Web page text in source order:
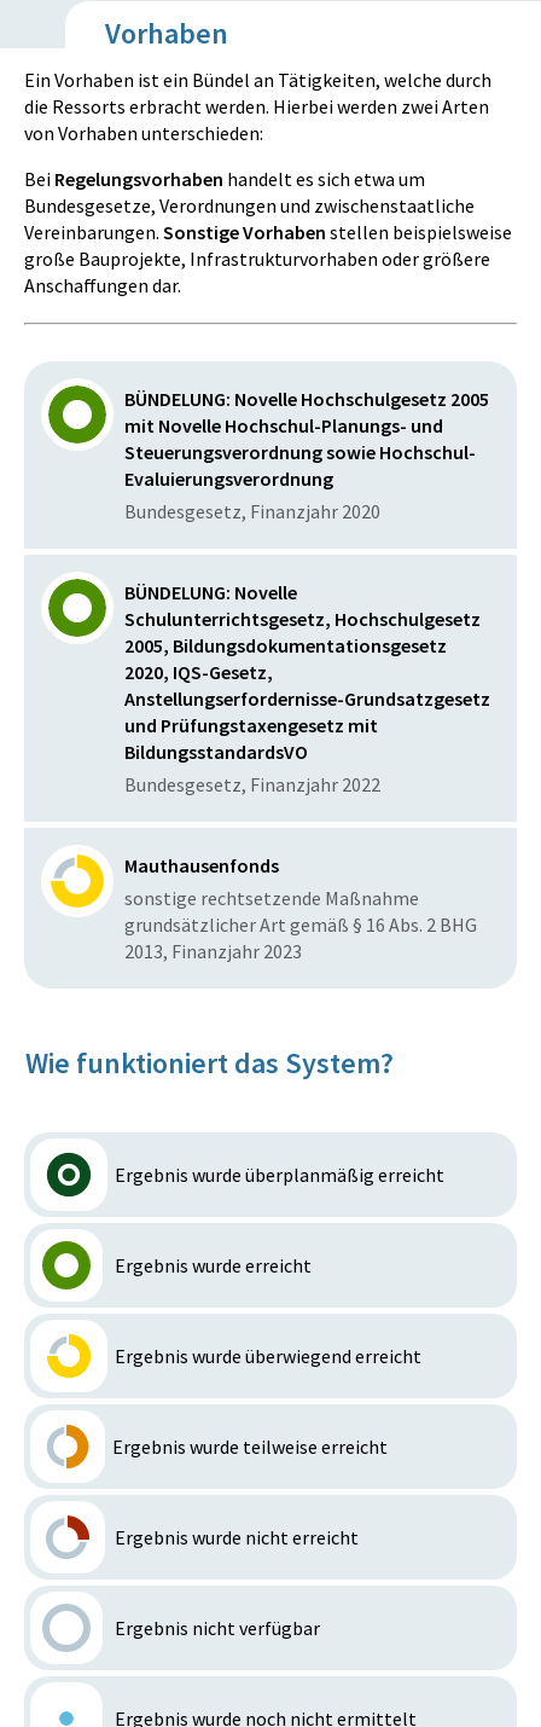
Vorhaben
Ein Vorhaben ist ein Bündel an Tätigkeiten, welche durch
die Ressorts erbracht werden. Hierbei werden zwei Arten
von Vorhaben unterschieden:
Bei Regelungsvorhaben handelt es sich etwa um
Bundesgesetze, Verordnungen und zwischenstaatliche
Vereinbarungen. Sonstige Vorhaben stellen beispielsweise
große Bauprojekte, Infrastrukturvorhaben oder größere
Anschaffungen dar.
BÜNDELUNG: Novelle Hochschulgesetz 2005
mit Novelle Hochschul-Planungs- und
Steuerungsverordnung sowie Hochschul-
Evaluierungsverordnung
Bundesgesetz, Finanzjahr 2020
BÜNDELUNG: Novelle
Schulunterrichtsgesetz, Hochschulgesetz
2005, Bildungsdokumentationsgesetz
2020, IQS-Gesetz,
Anstellungserfordernisse-Grundsatzgesetz
und Prüfungstaxengesetz mit
BildungsstandardsVO
Bundesgesetz, Finanzjahr 2022
Mauthausenfonds
sonstige rechtsetzende Maßnahme
grundsätzlicher Art gemäß § 16 Abs. 2 BHG
2013, Finanzjahr 2023
Wie funktioniert das System?
Ergebnis wurde überplanmäßig erreicht
Ergebnis wurde erreicht
Ergebnis wurde überwiegend erreicht
Ergebnis wurde teilweise erreicht
Ergebnis wurde nicht erreicht
Ergebnis nicht verfügbar
Ergebnis wurde noch nicht ermittelt